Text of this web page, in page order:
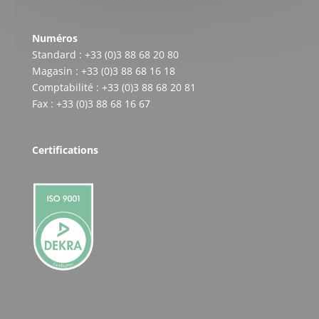
Numéros
Standard : +33 (0)3 88 68 20 80
Magasin : +33 (0)3 88 68 16 18
Comptabilité : +33 (0)3 88 68 20 81
Fax : +33 (0)3 88 68 16 67
Certifications